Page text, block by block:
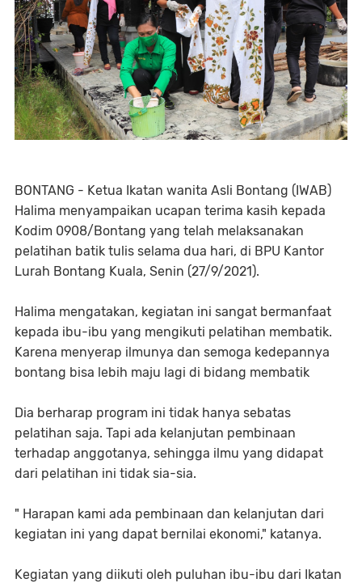
BONTANG - Ketua Ikatan wanita Asli Bontang (IWAB)
Halima menyampaikan ucapan terima kasih kepada
Kodim 0908/Bontang yang telah melaksanakan
pelatihan batik tulis selama dua hari, di BPU Kantor
Lurah Bontang Kuala, Senin (27/9/2021).
Halima mengatakan, kegiatan ini sangat bermanfaat
kepada ibu-ibu yang mengikuti pelatihan membatik.
Karena menyerap ilmunya dan semoga kedepannya
bontang bisa lebih maju lagi di bidang membatik
Dia berharap program ini tidak hanya sebatas
pelatihan saja. Tapi ada kelanjutan pembinaan
terhadap anggotanya, sehingga ilmu yang didapat
dari pelatihan ini tidak sia-sia.
" Harapan kami ada pembinaan dan kelanjutan dari
kegiatan ini yang dapat bernilai ekonomi," katanya.
Kegiatan yang diikuti oleh puluhan ibu-ibu dari Ikatan